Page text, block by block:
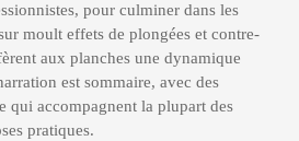
pour culminer dans les
moult effets de plongées et contre-
aux planches une dynamique
est sommaire, avec des
qui accompagnent la plupart des
pratiques.